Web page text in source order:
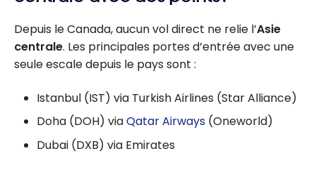
Depuis le Canada, aucun vol direct ne relie l’Asie
centrale. Les principales portes d’entrée avec une
seule escale depuis le pays sont :
Istanbul (IST) via Turkish Airlines (Star Alliance)
Doha (DOH) viaQatar Airways (Oneworld)
Dubai (DXB) via Emirates